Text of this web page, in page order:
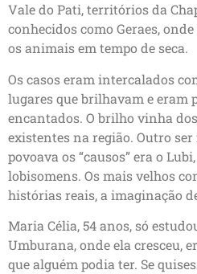
Vale do Pati, territórios da
conhecidos como Geraes,
os animais em tempo de seca.
Os casos eram intercalados
lugares que brilhavam e eram
encantados. O brilho vinha
existentes na região. Outro
povoava os “causos” era o
lobisomens. Os mais velhos
histórias reais, a imaginação
Maria Célia, 54 anos, só
Umburana, onde ela cresceu,
que alguém podia ter. Se